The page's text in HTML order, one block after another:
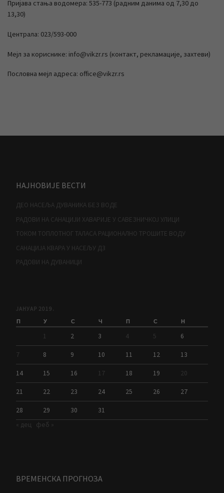
Пријава стања водомера: 535-773 (радним данима од 7,30 до
13,30)
Централа: 023/593-000
Мејл за кориснике: info@vikzr.rs (контакт, рекламације, захтеви)
Пословна мејл адреса: office@vikzr.rs
НАЈНОВИЈЕ ВЕСТИ
ДЕО НАСЕЉА ДУВАНИКА БЕЗ ВОДЕ
РАДОВИ НА САНАЦИЈИ ХАВАРИЈЕ У САВЕЗНИЧКОЈ УЛИЦИ
ТОКОМ ТОПЛОТНОГ ТАЛАСА РАЦИОНАЛНО ТРОШИТЕ ВОДУ
САНАЦИЈА КВАРА У НАСЕЉУ Д3
РАДОВИ НА ДУВАНИЦИ
ЈАНУАР 2019.
П У С Ч П С Н
1 2 3 4 5 6
7 8 9 10 11 12 13
14 15 16 17 18 19 20
21 22 23 24 25 26 27
28 29 30
31
« дец феб »
ВРЕМЕНСКА ПРОГНОЗА